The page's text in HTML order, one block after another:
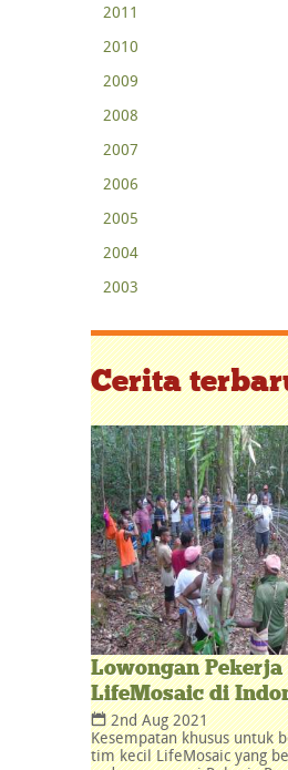
2011
2010
2009
2008
2007
2006
2005
2004
2003
Cerita
Lowongan Pekerja
LifeMosaic di
2nd Aug 2021
Kesempatan khusus untuk
tim kecil LifeMosaic yang